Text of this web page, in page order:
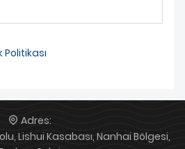
Politikası
Adres:
Lishui Kasabası, Nanhai Bölgesi,